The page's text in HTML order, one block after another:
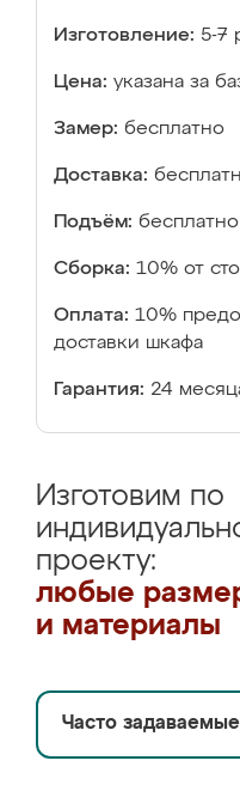
Изготовление: 5-7
Цена: указана за
Замер: бесплатно
Доставка:
Подъём: бесплатно
Сборка: 10% от
Оплата: 10%
доставки шкафа
Гарантия: 24
Изготовим по
проекту:
любые
и материалы
Часто